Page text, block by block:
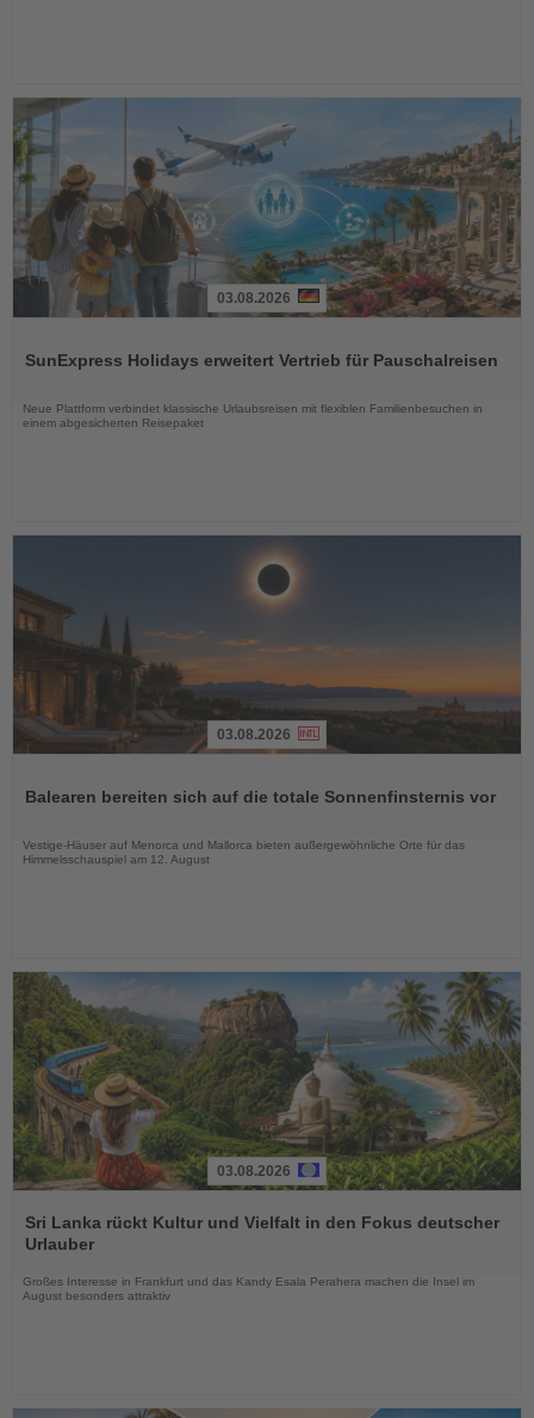
die
03.08.2026
SunExpress Holidays erweitert Vertrieb für Pauschalreisen
Neue Plattform verbindet klassische Urlaubsreisen mit flexiblen Familienbesuchen in
einem abgesicherten Reisepaket
die
03.08.2026
Balearen bereiten sich auf die totale Sonnenfinsternis vor
Vestige-Häuser auf Menorca und Mallorca bieten außergewöhnliche Orte für das
Himmelsschauspiel am 12. August
Sie
die
03.08.2026
Sri Lanka rückt Kultur und Vielfalt in den Fokus deutscher
Urlauber
Großes Interesse in Frankfurt und das Kandy Esala Perahera machen die Insel im
August besonders attraktiv